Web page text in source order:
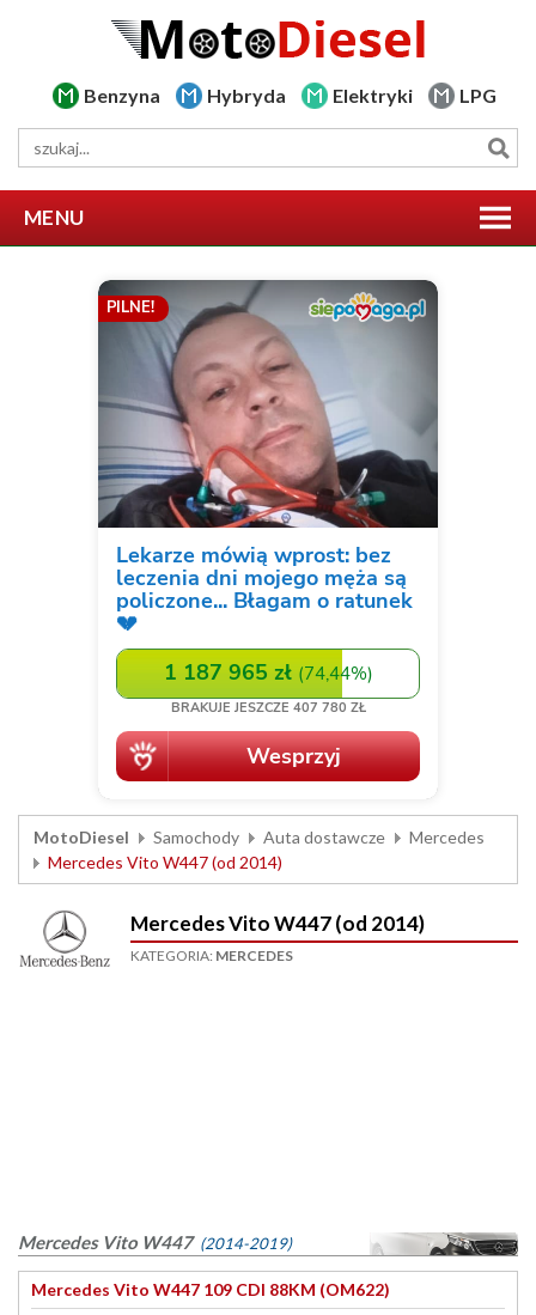
Benzyna Hybryda Elektryki LPG
MENU
MotoDiesel Samochody Auta dostawcze
Mercedes
Mercedes Vito W447 (od 2014)
Mercedes Vito W447 (od 2014)
KATEGORIA: MERCEDES
Mercedes Vito W447 (2014-2019)
Mercedes Vito W447 109 CDI 88KM (OM622)